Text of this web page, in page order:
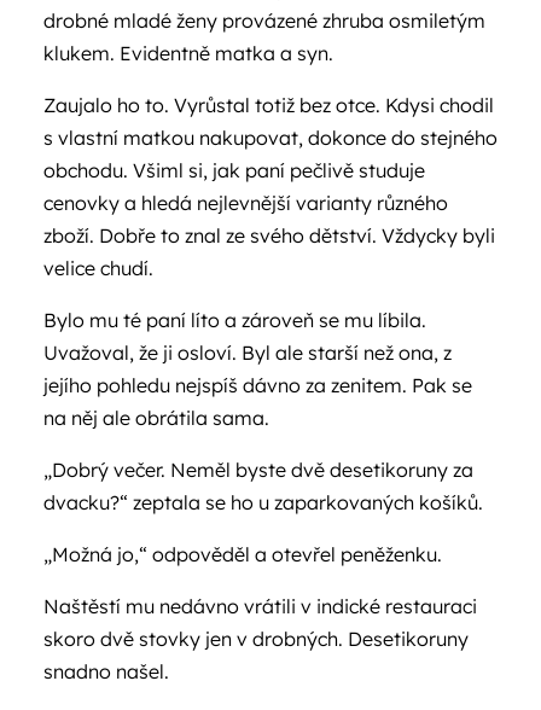
drobné mladé ženy provázené zhruba osmiletým
klukem. Evidentně matka a syn.
Zaujalo ho to. Vyrůstal totiž bez otce. Kdysi chodil
s vlastní matkou nakupovat, dokonce do stejného
obchodu. Všiml si, jak paní pečlivě studuje
cenovky a hledá nejlevnější varianty různého
zboží. Dobře to znal ze svého dětství. Vždycky byli
velice chudí.
Bylo mu té paní líto a zároveň se mu líbila.
Uvažoval, že ji osloví. Byl ale starší než ona, z
jejího pohledu nejspíš dávno za zenitem. Pak se
na něj ale obrátila sama.
„Dobrý večer. Neměl byste dvě desetikoruny za
dvacku?“ zeptala se ho u zaparkovaných košíků.
„Možná jo,“ odpověděl a otevřel peněženku.
Naštěstí mu nedávno vrátili v indické restauraci
skoro dvě stovky jen v drobných. Desetikoruny
snadno našel.